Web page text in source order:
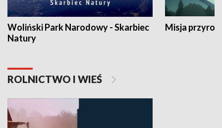
Woliński Park Narodowy - Skarbiec
Natury
Misja
ROLNICTWO I WIEŚ